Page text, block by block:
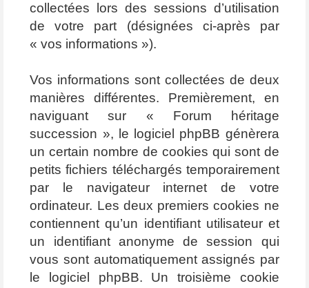
collectées lors des sessions d’utilisation
de votre part (désignées ci-après par
« vos informations »).
Vos informations sont collectées de deux
manières différentes. Premièrement, en
naviguant sur « Forum héritage
succession », le logiciel phpBB génèrera
un certain nombre de cookies qui sont de
petits fichiers téléchargés temporairement
par le navigateur internet de votre
ordinateur. Les deux premiers cookies ne
contiennent qu’un identifiant utilisateur et
un identifiant anonyme de session qui
vous sont automatiquement assignés par
le logiciel phpBB. Un troisième cookie